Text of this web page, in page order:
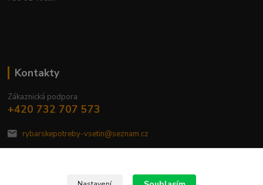
Kontakty
Zákaznická podpora
+420 732 707 573
rybarskepotreby-vsetin@seznam.cz